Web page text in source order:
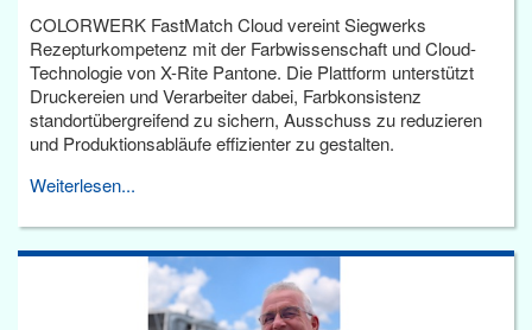
COLORWERK FastMatch Cloud vereint Siegwerks
Rezepturkompetenz mit der Farbwissenschaft und Cloud-
Technologie von X-Rite Pantone. Die Plattform unterstützt
Druckereien und Verarbeiter dabei, Farbkonsistenz
standortübergreifend zu sichern, Ausschuss zu reduzieren
und Produktionsabläufe effizienter zu gestalten.
Weiterlesen...